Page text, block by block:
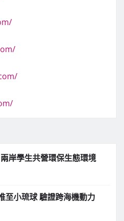
岸學生共營環保生態環境
至小琉球 驗證跨海機動力